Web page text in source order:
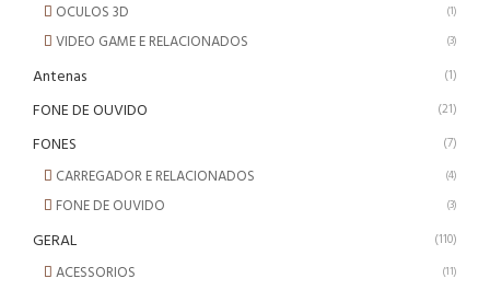
OCULOS 3D (1)
VIDEO GAME E RELACIONADOS (3)
Antenas (1)
FONE DE OUVIDO (21)
FONES (7)
CARREGADOR E RELACIONADOS (4)
FONE DE OUVIDO (3)
GERAL (110)
ACESSORIOS (11)